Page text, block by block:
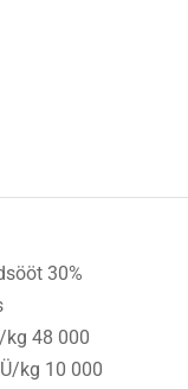
30%
kg 48 000
kg 10 000